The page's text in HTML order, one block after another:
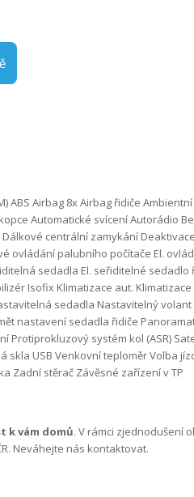
ABS Airbag 8x Airbag řidiče
Automatické svícení Autorádio
centrální zamykání
ovládání palubního počítače El.
sedadla El. seřiditelné sedadlo
Isofix Klimatizace aut.
sedadla Nastavitelný
nastavení sedadla řidiče
systém kol (ASR)
USB Venkovní teploměr Volba
Zadní stěrač Závěsné zařízení v TP
k vám domů. V rámci zjednodušení
Neváhejte nás kontaktovat.